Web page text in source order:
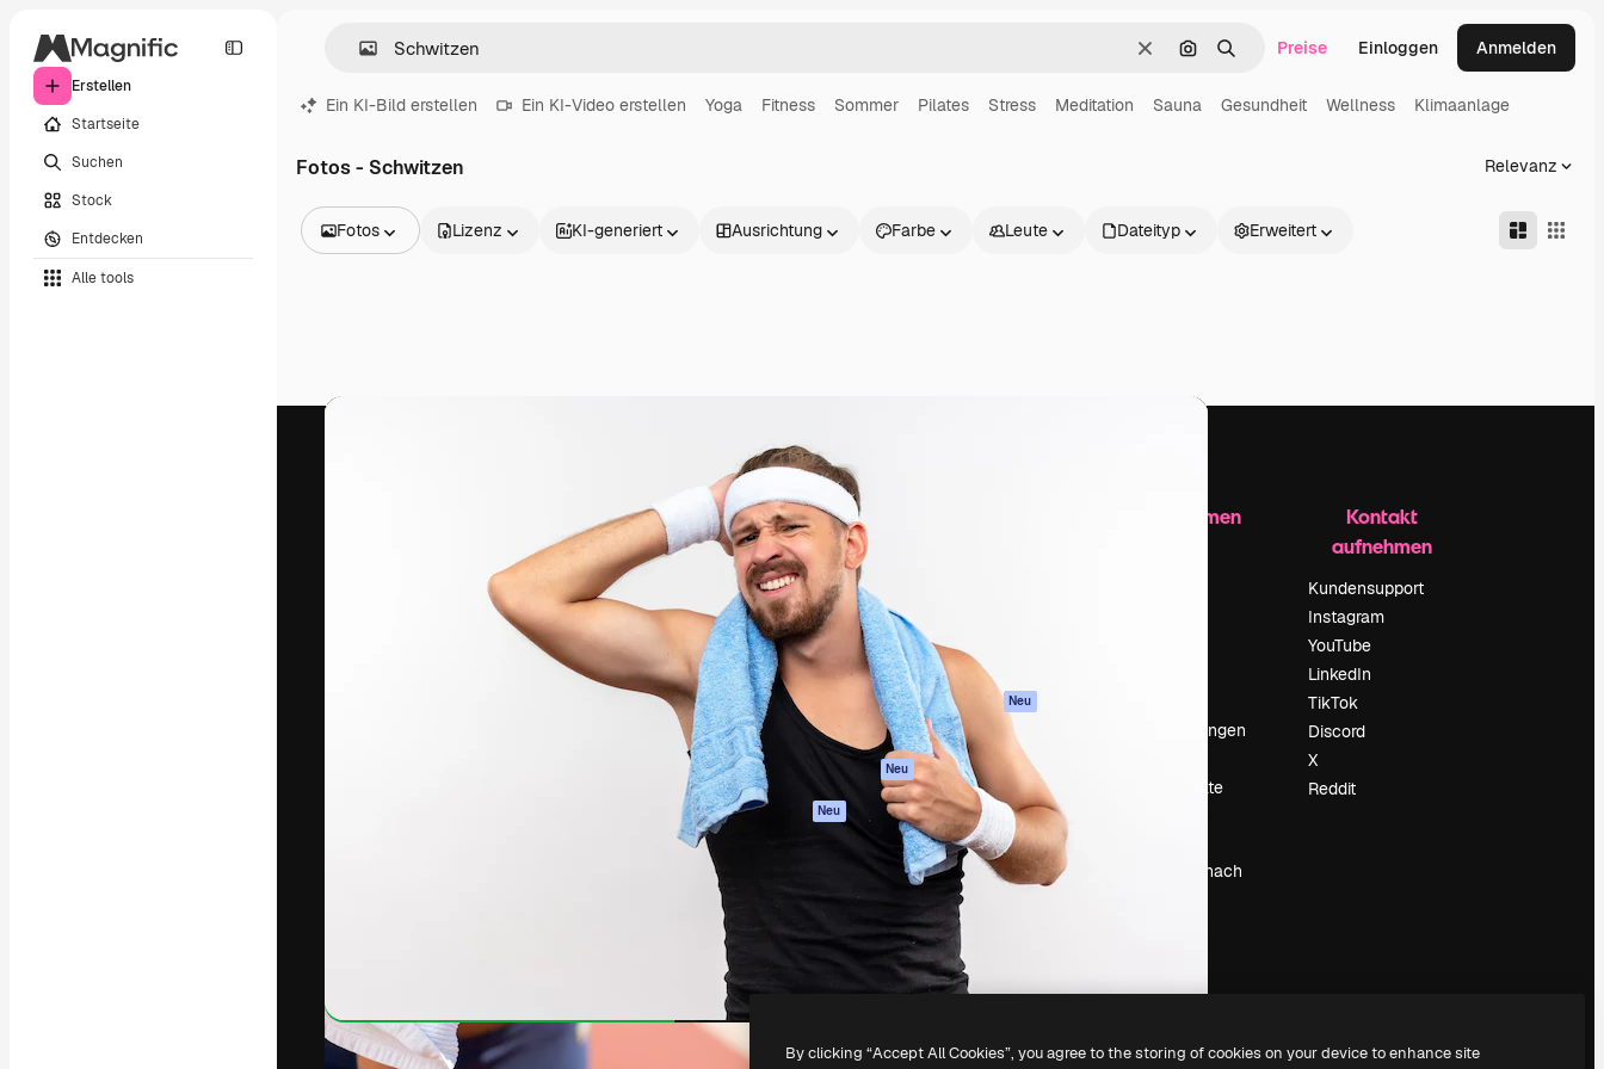
Erstellen
Startseite
Suchen
Stock
Entdecken
Alle tools
LöschenNach Bild suchen
SuchenPreise Einloggen Anmelden
Ein KI-Bild erstellen Ein KI-Video erstellen Yoga Fitness Sommer Pilates Stress Meditation Sauna Gesundheit Wellness Klimaanlage
Fotos - Schwitzen Relevanz
Fotos
Videos
Lizenz KI-generiert Ausrichtung Farbe Leute Dateityp Erweitert
Die kreative Plattform, um deine beste
Arbeit zu verwirklichen. Mehr als 1 Million
Abonnenten unter Kreativen, Unternehmen,
Agenturen und Studios.
Produkte
Spaces
KI-Assistent
KI-Bildgenerator
KI-Videogenerator
KI-
Stimmengenerator
Stock-Inhalte
MCP für
Claude/ChatGPT
Neu
Agenten Neu
Alle Magnific-Tools
AGB
Datenschutzerklärung
Originale Neu
Cookie-Richtlinie
Vertrauenszentrum
Partner
Unternehmen
Unternehmen
Veranstaltungen
Deine Inhalte
Suchst du nach
Kontakt
aufnehmen
Kundensupport
Instagram
YouTube
LinkedIn
TikTok
Discord
X
Reddit
Freepik Company S.L.U. Alle Rechte vorbehalten.
By clicking “Accept All Cookies”, you agree to the storing of cookies on your device to enhance site